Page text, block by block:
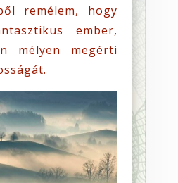
remélem, hogy
ember,
mélyen megérti